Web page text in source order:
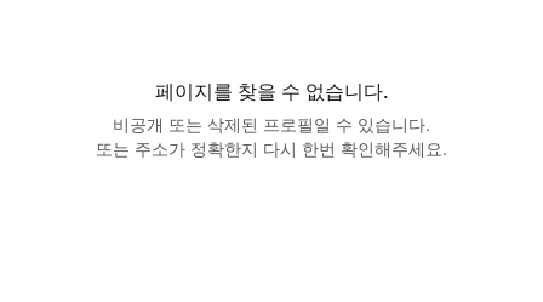
페이지를 찾을 수 없습니다.
비공개 또는 삭제된 프로필일 수 있습니다.
또는 주소가 정확한지 다시 한번 확인해주세요.